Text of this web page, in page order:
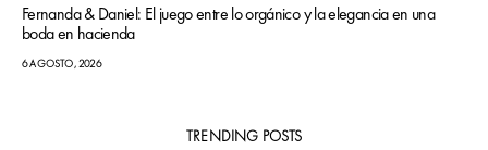
Fernanda & Daniel: El juego entre lo orgánico y la elegancia en una
boda en hacienda
6 AGOSTO, 2026
TRENDING POSTS